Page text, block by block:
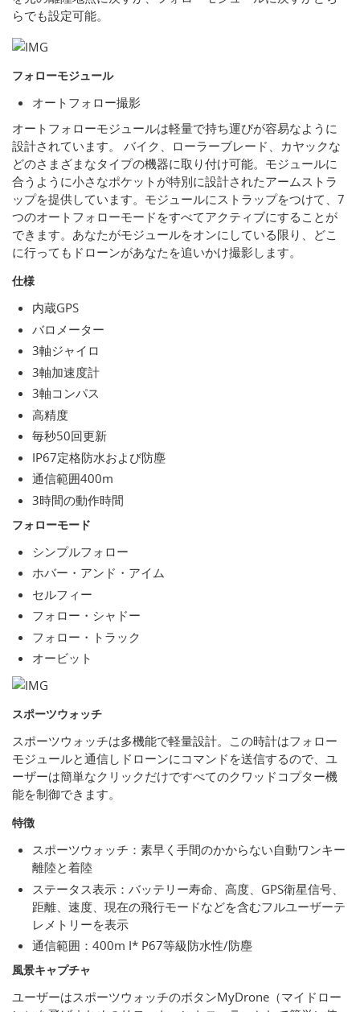
らでも設定可能。
フォローモジュール
オートフォロー撮影
オートフォローモジュールは軽量で持ち運びが容易なように
設計されています。 バイク、ローラーブレード、カヤックな
どのさまざまなタイプの機器に取り付け可能。モジュールに
合うように小さなポケットが特別に設計されたアームストラ
ップを提供しています。モジュールにストラップをつけて、7
つのオートフォローモードをすべてアクティブにすることが
できます。あなたがモジュールをオンにしている限り、どこ
に行ってもドローンがあなたを追いかけ撮影します。
仕様
内蔵GPS
バロメーター
3軸ジャイロ
3軸加速度計
3軸コンパス
高精度
毎秒50回更新
IP67定格防水および防塵
通信範囲400m
3時間の動作時間
フォローモード
シンプルフォロー
ホバー・アンド・アイム
セルフィー
フォロー・シャドー
フォロー・トラック
オービット
スポーツウォッチ
スポーツウォッチは多機能で軽量設計。この時計はフォロー
モジュールと通信しドローンにコマンドを送信するので、ユ
ーザーは簡単なクリックだけですべてのクワッドコプター機
能を制御できます。
特徴
スポーツウォッチ：素早く手間のかからない自動ワンキー
離陸と着陸
ステータス表示：バッテリー寿命、高度、GPS衛星信号、
距離、速度、現在の飛行モードなどを含むフルユーザーテ
レメトリーを表示
通信範囲：400m I* P67等級防水性/防塵
風景キャプチャ
ユーザーはスポーツウォッチのボタンMyDrone（マイドロー